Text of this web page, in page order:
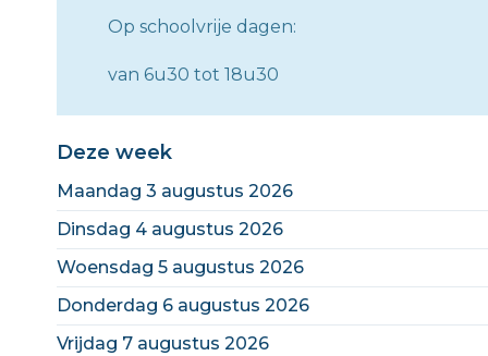
Op schoolvrije dagen:
van 6u30 tot 18u30
Deze week
maandag 3 augustus 2026
dinsdag 4 augustus 2026
woensdag 5 augustus 2026
donderdag 6 augustus 2026
vrijdag 7 augustus 2026